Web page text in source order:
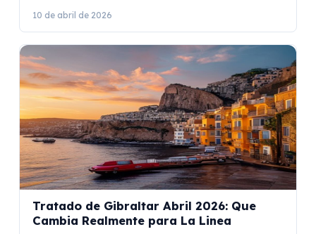
10 de abril de 2026
Tratado de Gibraltar Abril 2026: Que
Cambia Realmente para La Linea